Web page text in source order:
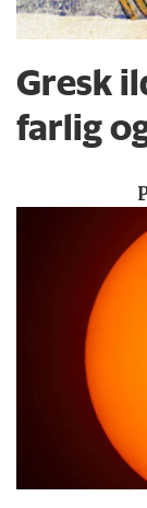
Gresk
farlig